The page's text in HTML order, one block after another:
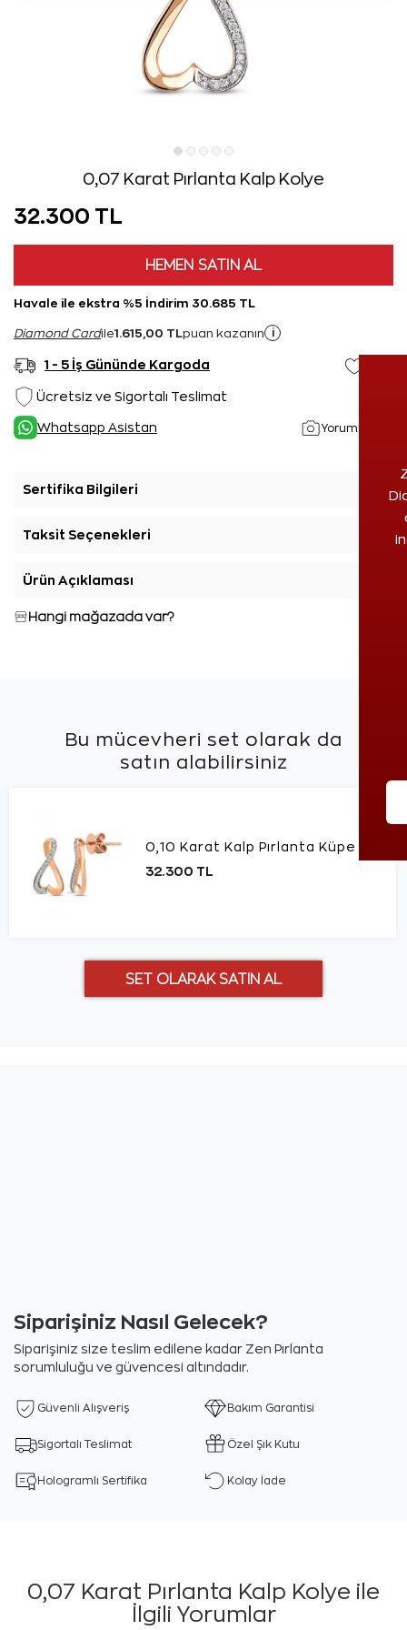
0,07 Karat Pırlanta Kalp Kolye
32.300 TL
HEMEN SATIN AL
Havale ile ekstra %5 İndirim 30.685 TL
Diamond Cardile1.615,00 TL puan kazanın i
1 - 5 İş Gününde Kargoda
Ücretsiz ve Sigortalı Teslimat
Whatsapp Asistan Yorumlar(1)
Sertifika Bilgileri
Taksit Seçenekleri
Ürün Açıklaması
Hangi mağazada var?
Bu mücevheri set olarak da
satın alabilirsiniz
0,10 Karat Kalp Pırlanta Küpe
32.300 TL
Siparişiniz Nasıl Gelecek?
Siparişiniz size teslim edilene kadar Zen Pırlanta
sorumluluğu ve güvencesi altındadır.
Güvenli Alışveriş Bakım Garantisi
Sigortalı Teslimat Özel Şık Kutu
Hologramlı Sertifika Kolay İade
0,07 Karat Pırlanta Kalp Kolye ile
İlgili Yorumlar